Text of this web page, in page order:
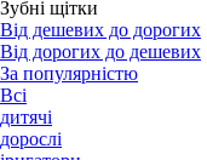
Зубні щітки
Від дешевих до дорогих
Від дорогих до дешевих
За популярністю
Всі
дитячі
дорослі